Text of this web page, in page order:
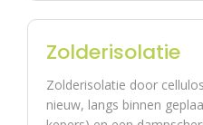
aa
t
is
Als
Zolderisolatie
Zolderisolatie door
nieuw, langs binnen